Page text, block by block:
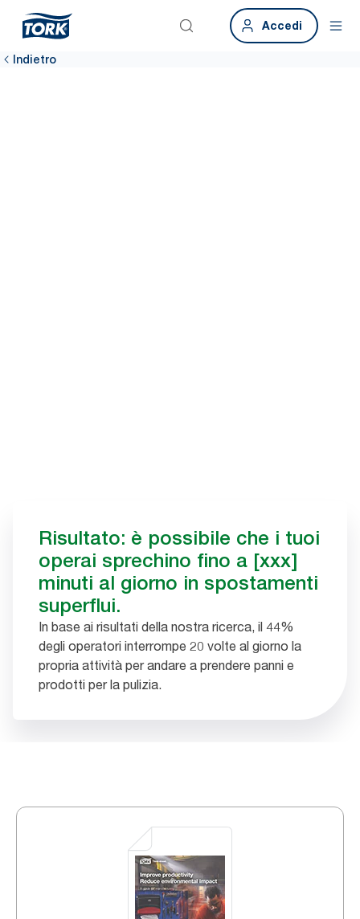
Accedi
Indietro
Risultato: è possibile che i tuoi
operai sprechino fino a [xxx]
minuti al giorno in spostamenti
superflui.
In base ai risultati della nostra ricerca, il 44%
degli operatori interrompe 20 volte al giorno la
propria attività per andare a prendere panni e
prodotti per la pulizia.